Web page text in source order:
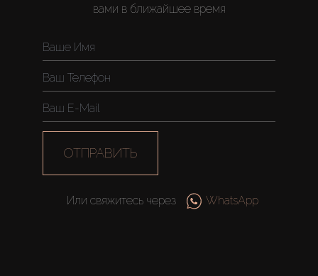
вами в ближайшее время
ОТПРАВИТЬ
Или свяжитесь через WhatsApp